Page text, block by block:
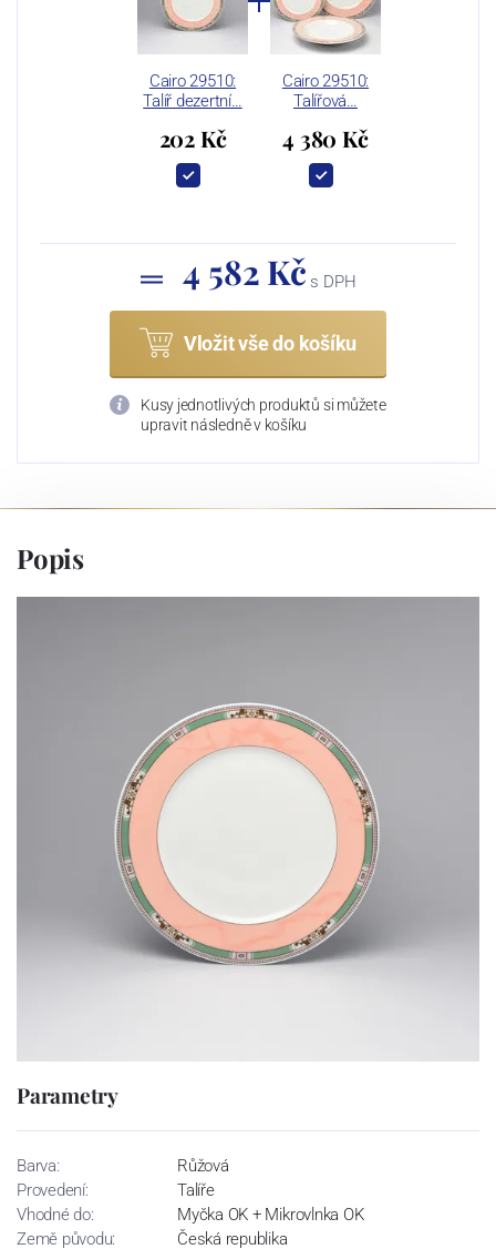
Cairo 29510:
Talíř dezertní…
202 Kč
Cairo 29510:
Talířová…
4 380 Kč
4 582 Kč s DPH
Vložit vše do košíku
Kusy jednotlivých produktů si můžete
upravit následně v košíku
Popis
Parametry
Barva:
Růžová
Provedení:
Talíře
Vhodné do:
Myčka OK + Mikrovlnka OK
Země původu:
Česká republika